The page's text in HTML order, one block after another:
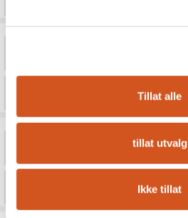
Tillat alle
tillat utvalg
Ikke tillat